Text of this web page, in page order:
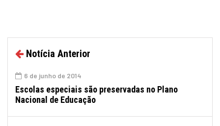
Notícia Anterior
6 de junho de 2014
Escolas especiais são preservadas no Plano
Nacional de Educação